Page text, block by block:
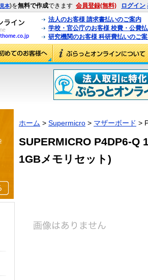
見本)を無料で作成できます 会員登録(無料) ログイン
法人のお客様 請求書払いのご案内
学校・官公庁のお客様 校費・公費
研究機関のお客様 科研費払いのご
ホーム > Supermicro > マザーボード >
SUPERMICRO P4DP6-Q
1GBメモリセット)